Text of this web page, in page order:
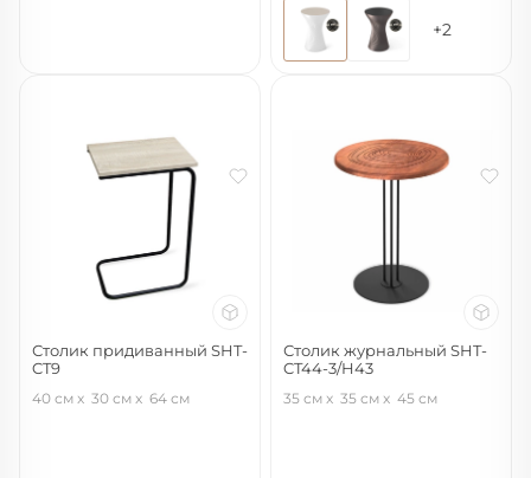
+2
Столик придиванный SHT-
CT9
40 см 30 см 64 см
Столик журнальный SHT-
CT44-3/H43
35 см 35 см 45 см